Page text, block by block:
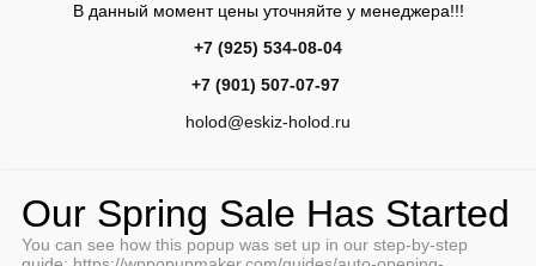
В данный момент цены уточняйте у менеджера!!!
+7 (925) 534-08-04
+7 (901) 507-07-97
holod@eskiz-holod.ru
Our Spring Sale Has Started
You can see how this popup was set up in our step-by-step